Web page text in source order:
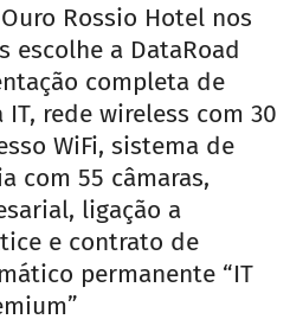
Rossio Hotel nos
escolhe a DataRoad
completa de
rede wireless com 30
WiFi, sistema de
com 55 câmaras,
ligação a
e contrato de
permanente “IT